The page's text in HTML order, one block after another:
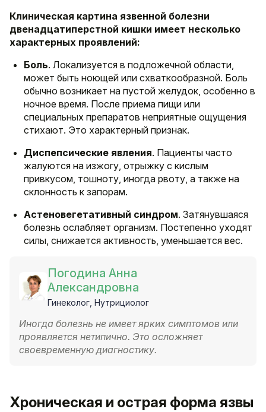
Клиническая картина язвенной болезни
двенадцатиперстной кишки имеет несколько
характерных проявлений:
Боль. Локализуется в подложечной области,
может быть ноющей или схваткообразной. Боль
обычно возникает на пустой желудок, особенно в
ночное время. После приема пищи или
специальных препаратов неприятные ощущения
стихают. Это характерный признак.
Диспепсические явления. Пациенты часто
жалуются на изжогу, отрыжку с кислым
привкусом, тошноту, иногда рвоту, а также на
склонность к запорам.
Астеновегетативный синдром. Затянувшаяся
болезнь ослабляет организм. Постепенно уходят
силы, снижается активность, уменьшается вес.
Погодина Анна
Александровна
Гинеколог, Нутрициолог
Иногда болезнь не имеет ярких симптомов или
проявляется нетипично. Это осложняет
своевременную диагностику.
Хроническая и острая форма язвы